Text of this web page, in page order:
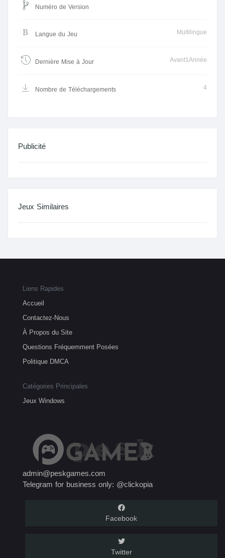
Numéro de Version
Langue du Jeu Multilingue
Dernière Mise à Jour Avant1Année
Nombre de Téléchargements 4
Publicité
Jeux Similaires
Liens Rapides
Accueil
Contactez-Nous
À Propos du Site
Questions Fréquemment Posées
Politique DMCA
Catégories Principales
Jeux Windows
admin@peskgames.com
Telegram for business only: @clickopia
Facebook
Twitter